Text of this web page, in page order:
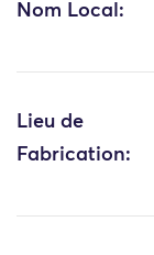
Nom Local:
Lieu de
Fabrication: